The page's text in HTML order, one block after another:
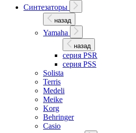
Синтезаторы
назад
Yamaha
назад
серия PSR
серия PSS
Solista
Terris
Medeli
Meike
Korg
Behringer
Casio